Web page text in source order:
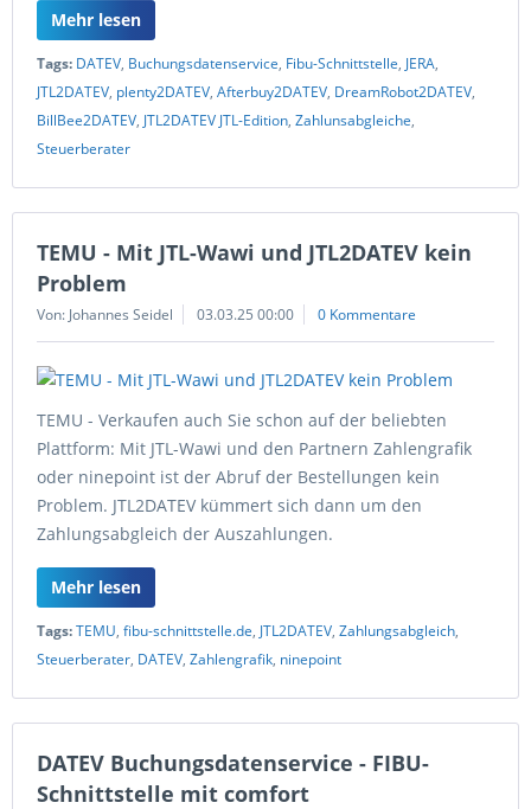
Mehr lesen
Tags: DATEV, Buchungsdatenservice, Fibu-Schnittstelle, JERA,
JTL2DATEV, plenty2DATEV, Afterbuy2DATEV, DreamRobot2DATEV,
BillBee2DATEV, JTL2DATEV JTL-Edition, Zahlunsabgleiche,
Steuerberater
TEMU - Mit JTL-Wawi und JTL2DATEV kein
Problem
Von: Johannes Seidel 03.03.25 00:00 0 Kommentare
TEMU - Verkaufen auch Sie schon auf der beliebten
Plattform: Mit JTL-Wawi und den Partnern Zahlengrafik
oder ninepoint ist der Abruf der Bestellungen kein
Problem. JTL2DATEV kümmert sich dann um den
Zahlungsabgleich der Auszahlungen.
Mehr lesen
Tags:TEMU, fibu-schnittstelle.de, JTL2DATEV, Zahlungsabgleich,
Steuerberater, DATEV, Zahlengrafik, ninepoint
DATEV Buchungsdatenservice - FIBU-
Schnittstelle mit comfort